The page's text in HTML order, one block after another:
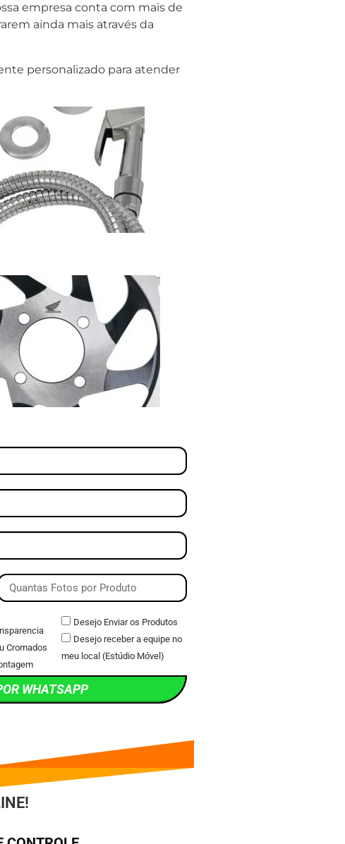
empresa conta com mais de
ainda mais através da
personalizado para atender
Cromados
Desejo Enviar os Produtos
Desejo receber a equipe no
meu local (Estúdio Móvel)
WHATSAPP